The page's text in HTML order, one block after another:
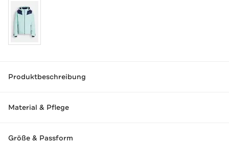
Produktbeschreibung
Material & Pflege
Größe & Passform